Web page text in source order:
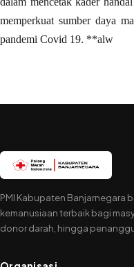
memperkuat sumber daya
pandemi Covid 19. **alw
PMI Kabupaten Banjarnegara
kemanusiaan terbaik bagi
donor darah, hingga